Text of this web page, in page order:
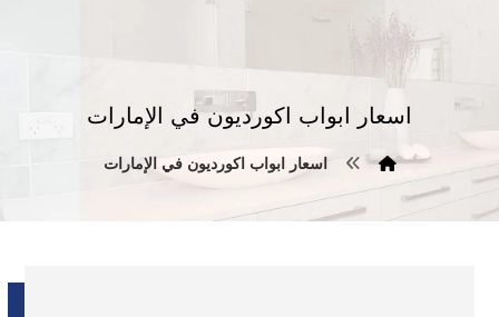
اسعار ابواب اكورديون في الإمارات
اسعار ابواب اكورديون في الإمارات